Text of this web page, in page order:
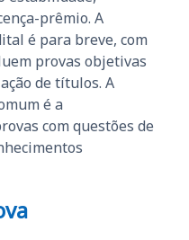
prêmio. A
é para breve, com
provas objetivas
de títulos. A
é a
com questões de